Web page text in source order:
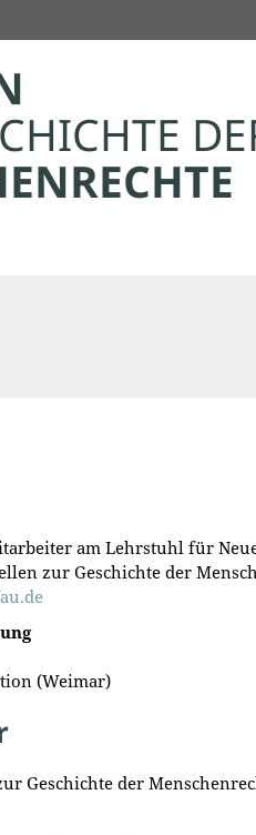
am Lehrstuhl für
zur Geschichte der
(Weimar)
Geschichte der